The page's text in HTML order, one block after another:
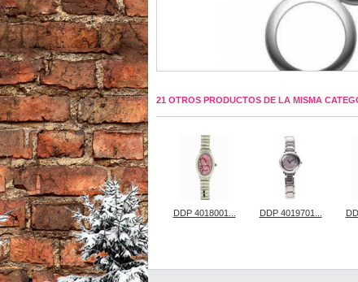
21 OTROS PRODUCTOS DE LA MISMA
DDP 4018001... DDP 4019701...